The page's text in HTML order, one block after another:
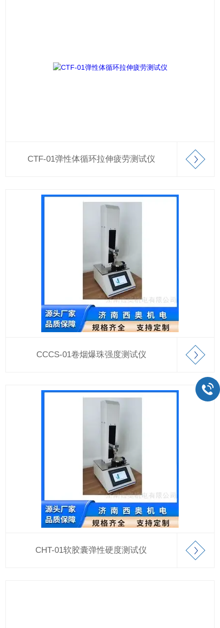
CTF-01弹性体循环拉伸疲劳测试仪
CCCS-01卷烟爆珠强度测试仪
CHT-01软胶囊弹性硬度测试仪